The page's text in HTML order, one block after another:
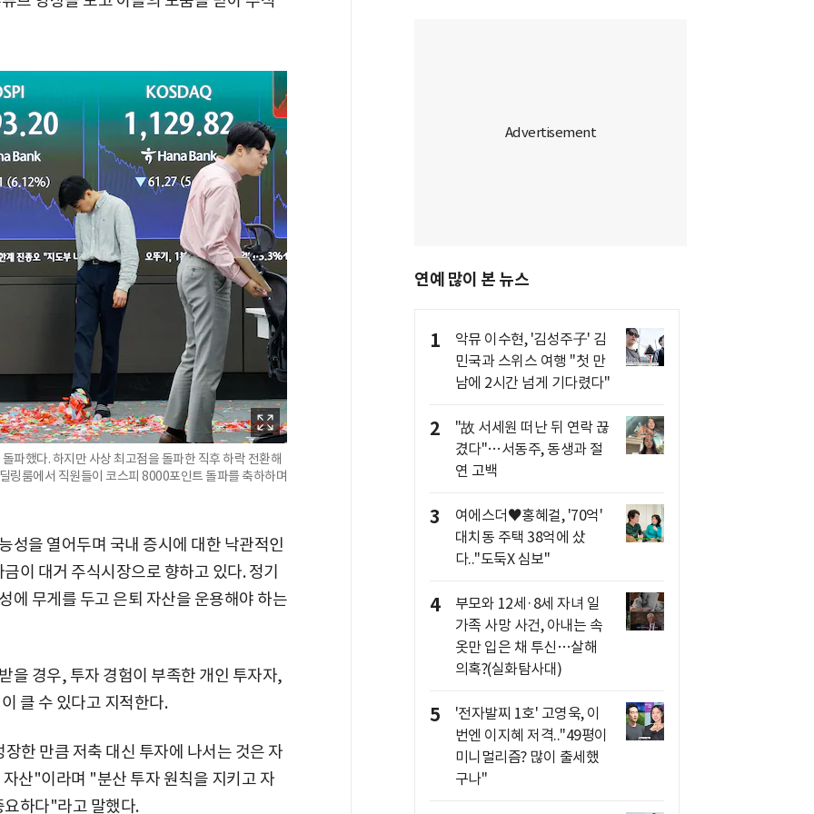
파했다. 하지만 사상 최고점을 돌파한 직후 하락 전환해
링룸에서 직원들이 코스피 8000포인트 돌파를 축하하며
성을 열어두며 국내 증시에 대한 낙관적인
이 대거 주식시장으로 향하고 있다. 정기
에 무게를 두고 은퇴 자산을 운용해야 하는
을 경우, 투자 경험이 부족한 개인 투자자,
클 수 있다고 지적한다.
한 만큼 저축 대신 투자에 나서는 것은 자
산"이라며 "분산 투자 원칙을 지키고 자
요하다"라고 말했다.
연예 많이 본 뉴스
1
악뮤 이수현, '김성주子' 김
민국과 스위스 여행 "첫 만
남에 2시간 넘게 기다렸다"
2
"故 서세원 떠난 뒤 연락 끊
겼다"…서동주, 동생과 절
연 고백
3
여에스더♥홍혜걸, '70억'
대치동 주택 38억에 샀
다.."도둑X 심보"
4
부모와 12세·8세 자녀 일
가족 사망 사건, 아내는 속
옷만 입은 채 투신…살해
의혹?(실화탐사대)
5
'전자발찌 1호' 고영욱, 이
번엔 이지혜 저격.."49평이
미니멀리즘? 많이 출세했
구나"